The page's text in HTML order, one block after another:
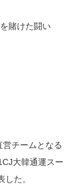
賭けた闘い
チームとなる
大韓通運スー
た。